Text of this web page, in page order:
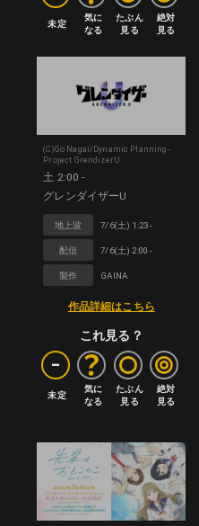
未定
気に
なる
たぶん
見る
絶対
見る
(C)Go Nagai/Dynamic Planning-
Project GrendizerU
土 2:00 -
グレンダイザーU
地上波 7/6(土) 1:23 -
配信 7/6(土) 2:00 -
製作 GAINA
作品詳細はこちら
これ見る？
-
未定
気に
なる
たぶん
見る
絶対
見る